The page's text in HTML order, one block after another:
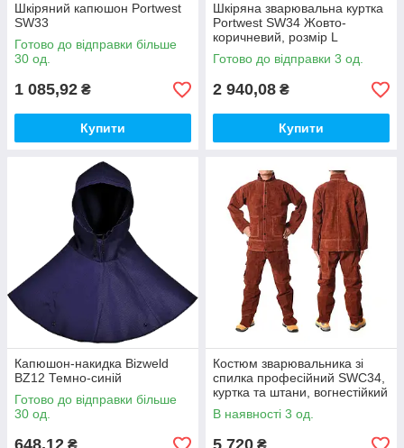
Шкіряний капюшон Portwest
SW33
Готово до відправки більше
30 од.
1 085,92 ₴
Купити
Шкіряна зварювальна куртка
Portwest SW34 Жовто-
коричневий, розмір L
Готово до відправки 3 од.
2 940,08 ₴
Купити
Капюшон-накидка Bizweld
BZ12 Темно-синій
Готово до відправки більше
30 од.
Костюм зварювальника зі
спилка професійний SWC34,
куртка та штани, вогнестійкий
термостійкий захисний,
розмір S
В наявності 3 од.